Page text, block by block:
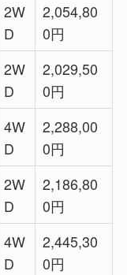
2W
D
2,054,80
0円
2W
D
2,029,50
0円
4W
D
2,288,00
0円
2W
D
2,186,80
0円
4W
D
2,445,30
0円